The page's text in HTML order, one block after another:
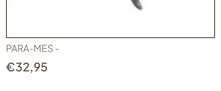
PARA-MES -
€32,95